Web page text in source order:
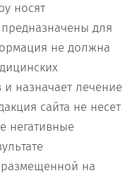
носят
для
не должна
и назначает лечение
сайта не несет
негативные
на